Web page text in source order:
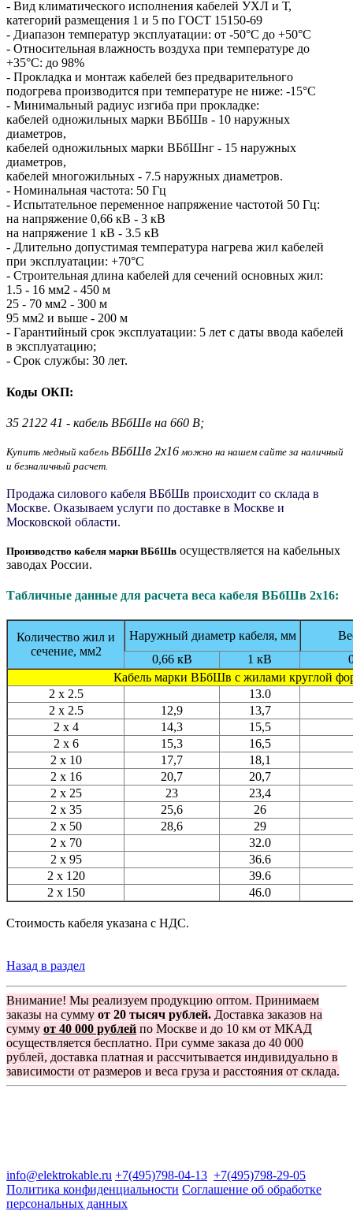
- Вид климатического исполнения кабелей УХЛ и Т,
категорий размещения 1 и 5 по ГОСТ 15150-69
- Диапазон температур эксплуатации: от -50°С до +50°С
- Относительная влажность воздуха при температуре до
+35°С: до 98%
- Прокладка и монтаж кабелей без предварительного
подогрева производится при температуре не ниже: -15°С
- Минимальный радиус изгиба при прокладке:
кабелей одножильных марки ВБбШв - 10 наружных
диаметров,
кабелей одножильных марки ВБбШнг - 15 наружных
диаметров,
кабелей многожильных - 7.5 наружных диаметров.
- Номинальная частота: 50 Гц
- Испытательное переменное напряжение частотой 50 Гц:
на напряжение 0,66 кВ - 3 кВ
на напряжение 1 кВ - 3.5 кВ
- Длительно допустимая температура нагрева жил кабелей
при эксплуатации: +70°С
- Строительная длина кабелей для сечений основных жил:
1.5 - 16 мм2 - 450 м
25 - 70 мм2 - 300 м
95 мм2 и выше - 200 м
- Гарантийный срок эксплуатации: 5 лет с даты ввода кабелей
в эксплуатацию;
- Срок службы: 30 лет.
Коды ОКП:
35 2122 41 - кабель ВБбШв на 660 В;
Купить медный кабель ВБбШв 2x16 можно на нашем сайте за наличный
и безналичный расчет.
Продажа силового кабеля ВБбШв происходит со склада в
Москве. Оказываем услуги по доставке в Москве и
Московской области.
Производство кабеля марки ВБбШв осуществляется на кабельных
заводах России.
Табличные данные для расчета веса кабеля ВБбШв 2x16:
Количество жил и
сечение, мм2
Наружный диаметр кабеля, мм
0,66 кВ
1 кВ
Кабель марки ВБбШв с жилами круглой
2 x 2.5
13.0
2 x 2.5
12,9
13,7
2 x 4
14,3
15,5
2 x 6
15,3
16,5
2 x 10
17,7
18,1
2 x 16
20,7
20,7
2 x 25
23
23,4
2 x 35
25,6 26
2 x 50
28,6 29
2 x 70
32.0
2 x 95
36.6
2 x 120
39.6
2 x 150
46.0
Стоимость кабеля указана с НДС.
Назад в раздел
Внимание! Мы реализуем продукцию оптом. Принимаем
заказы на сумму от 20 тысяч рублей. Доставка заказов на
сумму от 40 000 рублей по Москве и до 10 км от МКАД
осуществляется бесплатно. При сумме заказа до 40 000
рублей, доставка платная и рассчитывается индивидуально в
зависимости от размеров и веса груза и расстояния от склада.
info@elektrokable.ru +7(495)798-04-13 +7(495)798-29-05
Политика конфиденциальности Соглашение об обработке
персональных данных